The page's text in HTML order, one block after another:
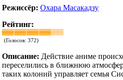
Режиссёр: Охара Масакадзу
Рейтинг:
(Голосов: 372)
Описание: Действие аниме
переселились в ближнюю
таких колоний управляет семья